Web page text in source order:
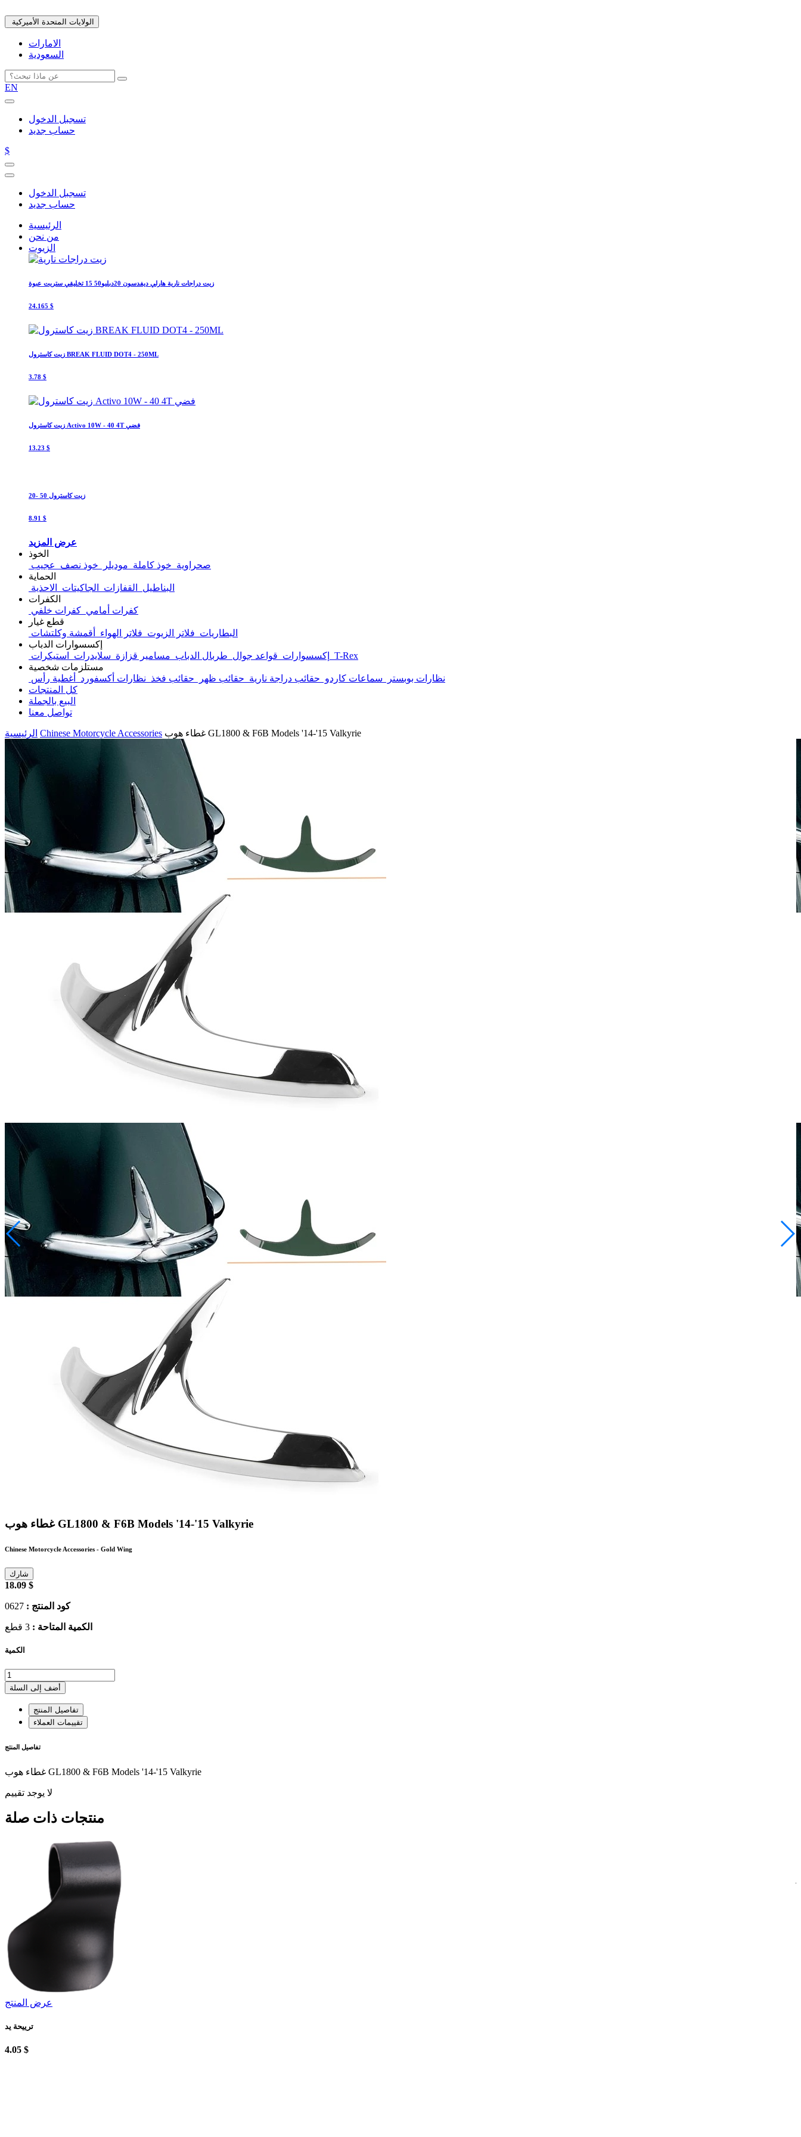
الولايات المتحدة الأميركية
الامارات
السعودية
EN
تسجبل الدخول
حساب جديد
$
تسجبل الدخول
حساب جديد
الرئيسية
من نحن
الزيوت
زيت دراجات نارية هارلي ديفدسون 20دبليو50 15 تخليقي ستريت عبوة
24.165 $
زيت كاسترول BREAK FLUID DOT4 - 250ML
3.78 $
زيت كاسترول Activo 10W - 40 4T فضي
13.23 $
زيت كاسترول 50 -20
8.91 $
عرض المزيد
الخوذ
صحراوية خوذ كاملة موديلر خوذ نصف
عجيب
الحماية
البناطيل
القفازات الجاكيتات
الاحذية
الكفرات
كفرات أمامي كفرات خلفي
قطع غيار
البطاريات فلاتر الزيوت فلاتر الهواء
أقمشة وكلتشات
إكسسوارات الدباب
إكسسوارات قواعد جوال طربال الدباب مسامير قزازة سلايدرات
T-Rex
مستلزمات شخصية
نظارات بوبستر
سماعات كاردو حقائب دراجة نارية حقائب ظهر حقائب فخذ نظارات أكسفورد
أغطية رأس
كل المنتجات
البيع بالجملة
تواصل معنا
الرئيسية Chinese Motorcycle Accessories غطاء هوب GL1800 & F6B Models '14-'15 Valkyrie
غطاء هوب GL1800 & F6B Models '14-'15 Valkyrie
Chinese Motorcycle Accessories - Gold Wing
شارك
18.09 $
كود المنتج :
الكمية المتاحة : 3 قطع
الكمية
أضف إلى السلة
تفاصيل المنتج
تقييمات العملاء
تفاصيل المنتج
غطاء هوب GL1800 & F6B Models '14-'15 Valkyrie
لا يوجد تقييم
عرض المنتج
ترييحة يد
4.05 $